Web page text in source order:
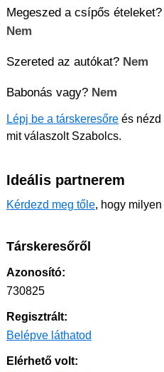
Megeszed a csípős ételeket?
Nem
Szereted az autókat? Nem
Babonás vagy? Nem
Lépj be a társkeresőre és nézd
mit válaszolt Szabolcs.
Ideális partnerem
Kérdezd meg tőle, hogy
Társkeresőről
Azonosító:
730825
Regisztrált:
Belépve láthatod
Elérhető volt: